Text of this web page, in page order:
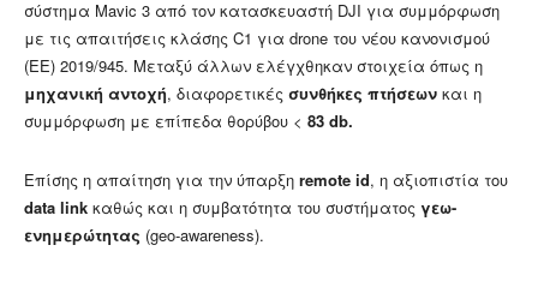
σύστημα Mavic 3 από τον κατασκευαστή DJI για συμμόρφωση
με τις απαιτήσεις κλάσης C1 για drone του νέου κανονισμού
(ΕΕ) 2019/945. Μεταξύ άλλων ελέγχθηκαν στοιχεία όπως η
μηχανική αντοχή, διαφορετικές συνθήκες πτήσεων και η
συμμόρφωση με επίπεδα θορύβου < 83 db.
Επίσης η απαίτηση για την ύπαρξη remote id, η αξιοπιστία του
data link καθώς και η συμβατότητα του συστήματος γεω-
ενημερώτητας (geo-awareness).